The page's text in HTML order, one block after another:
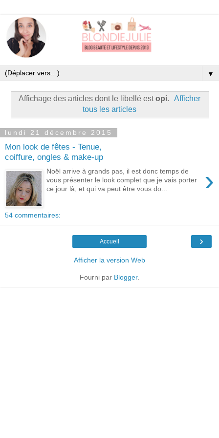
▼
Affichage des articles dont le libellé estopi.
Afficher
tous les articles
lundi 21 décembre 2015
Mon look de fêtes - Tenue,
coiffure, ongles & make-up
›
Noël arrive à grands pas, il est donc temps de
vous présenter le look complet que je vais porter
ce jour là, et qui va peut être vous do...
54 commentaires:
›
Accueil
Afficher la version Web
Fourni par Blogger.